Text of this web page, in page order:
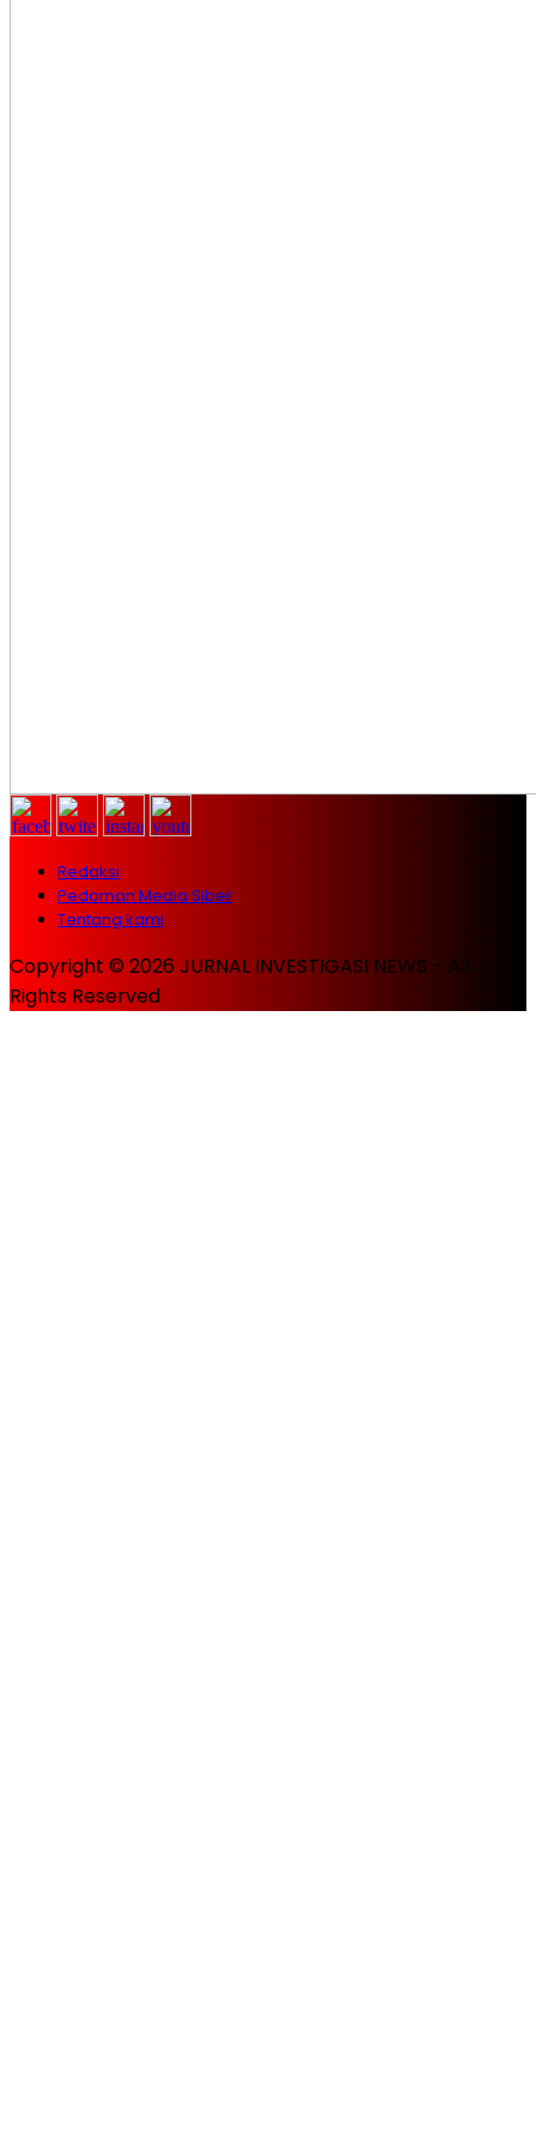
Redaksi
Pedoman Media Siber
Tentang kami
Copyright © 2026 JURNAL INVESTIGASI NEWS - All
Rights Reserved